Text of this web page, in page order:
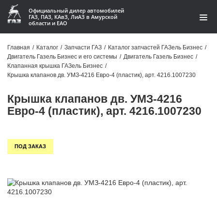
Официальный дилер автомобилей
ГАЗ, ПАЗ, КАвЗ, ЛиАЗ в Амурской
области и ЕАО
Акции
Контакты
Гарантии
Автомобили
Главная / Каталог / Запчасти ГАЗ / Каталог запчастей ГАЗель Бизнес /
Двигатель Газель Бизнес и его системы / Двигатель Газель Бизнес /
Клапанная крышка ГАЗель Бизнес /
Крышка клапанов дв. УМЗ-4216 Евро-4 (пластик), арт. 4216.1007230
Крышка клапанов дв. УМЗ-4216
Евро-4 (пластик), арт. 4216.1007230
ПОД ЗАКАЗ